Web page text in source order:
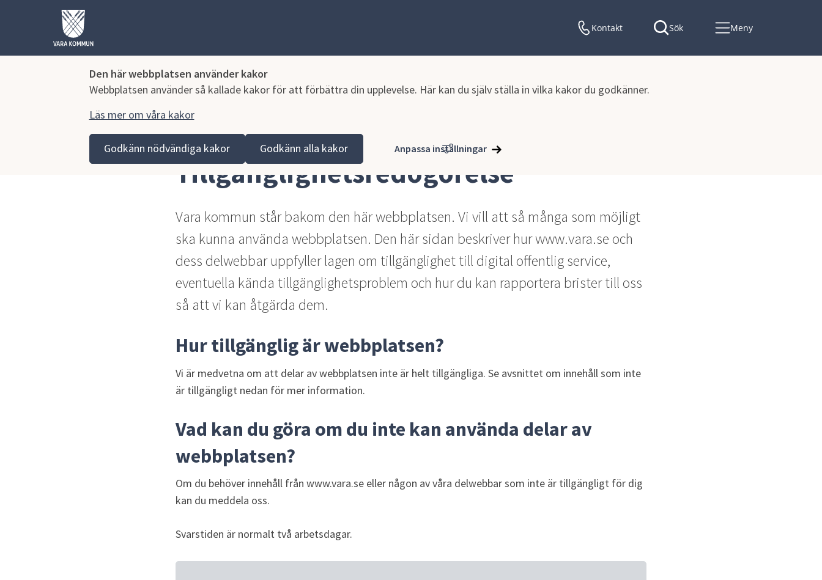
Den här webbplatsen använder kakor
Webbplatsen använder så kallade kakor för att förbättra din upplevelse. Här kan du själv ställa in vilka kakor du godkänner.
Läs mer om våra kakor
Godkänn nödvändiga kakor Godkänn alla kakor Anpassa inställningar
Kontakt Sök Meny
Lagmansgymnasiet Tillgänglighetsredogörelse
Tillgänglighetsredogörelse
Vara kommun står bakom den här webbplatsen. Vi vill att så många som möjligt
ska kunna använda webbplatsen. Den här sidan beskriver hur www.vara.se och
dess delwebbar uppfyller lagen om tillgänglighet till digital offentlig service,
eventuella kända tillgänglighetsproblem och hur du kan rapportera brister till oss
så att vi kan åtgärda dem.
Hur tillgänglig är webbplatsen?
Vi är medvetna om att delar av webbplatsen inte är helt tillgängliga. Se avsnittet om innehåll som inte
är tillgängligt nedan för mer information.
Vad kan du göra om du inte kan använda delar av
webbplatsen?
Om du behöver innehåll från www.vara.se eller någon av våra delwebbar som inte är tillgängligt för dig
kan du meddela oss.
Svarstiden är normalt två arbetsdagar.